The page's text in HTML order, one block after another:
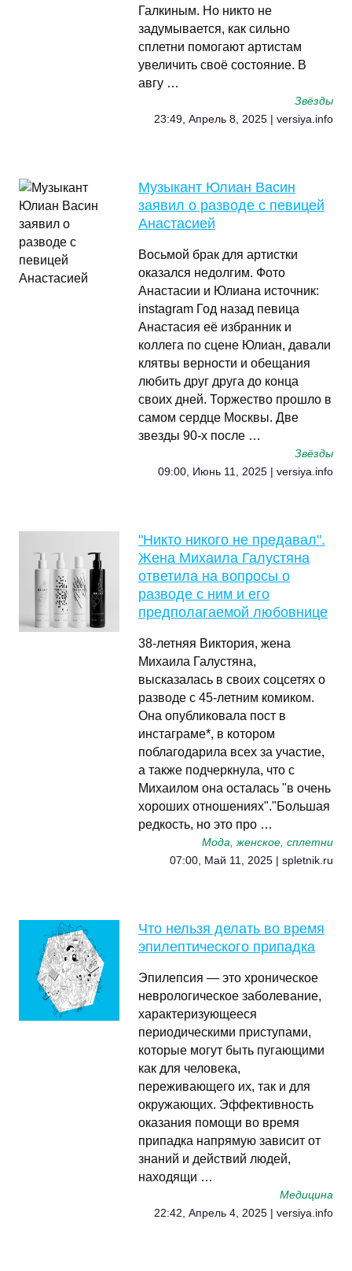
Галкиным. Но никто не
задумывается, как сильно
сплетни помогают артистам
увеличить своё состояние. В
авгу …
Звёзды
23:49, Апрель 8, 2025 | versiya.info
Музыкант Юлиан Васин
заявил о разводе с певицей
Анастасией
Восьмой брак для артистки
оказался недолгим. Фото
Анастасии и Юлиана источник:
instagram Год назад певица
Анастасия её избранник и
коллега по сцене Юлиан, давали
клятвы верности и обещания
любить друг друга до конца
своих дней. Торжество прошло в
самом сердце Москвы. Две
звезды 90-х после …
Звёзды
09:00, Июнь 11, 2025 | versiya.info
"Никто никого не предавал".
Жена Михаила Галустяна
ответила на вопросы о
разводе с ним и его
предполагаемой любовнице
38-летняя Виктория, жена
Михаила Галустяна,
высказалась в своих соцсетях о
разводе с 45-летним комиком.
Она опубликовала пост в
инстаграме*, в котором
поблагодарила всех за участие,
а также подчеркнула, что с
Михаилом она осталась "в очень
хороших отношениях"."Большая
редкость, но это про …
Мода, женское, сплетни
07:00, Май 11, 2025 | spletnik.ru
Что нельзя делать во время
эпилептического припадка
Эпилепсия — это хроническое
неврологическое заболевание,
характеризующееся
периодическими приступами,
которые могут быть пугающими
как для человека,
переживающего их, так и для
окружающих. Эффективность
оказания помощи во время
припадка напрямую зависит от
знаний и действий людей,
находящи …
Медицина
22:42, Апрель 4, 2025 | versiya.info